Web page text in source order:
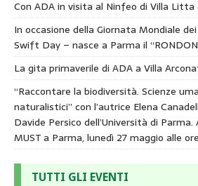
Con ADA in visita al Ninfeo di Villa
In occasione della Giornata Mondiale
Swift Day – nasce a Parma il
La gita primaverile di ADA a Villa
“Raccontare la biodiversità. Scienze
naturalistici” con l’autrice Elena
Davide Persico dell’Università di Parma.
MUST a Parma, lunedì 27 maggio alle ore
TUTTI GLI EVENTI